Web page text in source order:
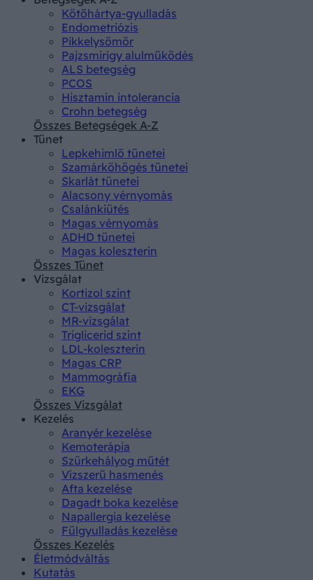
Kötőhártya-gyulladás
Endometriózis
Pikkelysömör
Pajzsmirigy alulműködés
ALS betegség
PCOS
Hisztamin intolerancia
Crohn betegség
Összes Betegségek A-Z
Tünet
Lepkehimlő tünetei
Szamárköhögés tünetei
Skarlát tünetei
Alacsony vérnyomás
Csalánkiütés
Magas vérnyomás
ADHD tünetei
Magas koleszterin
Összes Tünet
Vizsgálat
Kortizol szint
CT-vizsgálat
MR-vizsgálat
Triglicerid szint
LDL-koleszterin
Magas CRP
Mammográfia
EKG
Összes Vizsgálat
Kezelés
Aranyér kezelése
Kemoterápia
Szürkehályog műtét
Vízszerű hasmenés
Afta kezelése
Dagadt boka kezelése
Napallergia kezelése
Fülgyulladás kezelése
Összes Kezelés
Életmódváltás
Kutatás